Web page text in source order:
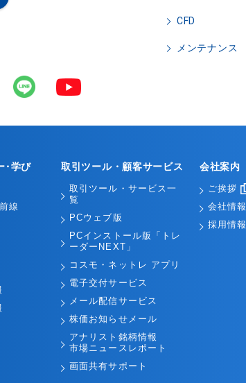
CFD
メンテナンス
・学び
線
取引ツール・顧客サービス
取引ツール・サービス一
覧
PCウェブ版
PCインストール版「トレ
ーダーNEXT」
コスモ・ネットレ アプリ
電子交付サービス
メール配信サービス
株価お知らせメール
アナリスト銘柄情報
市場ニュースレポート
画面共有サポート
会社案内
ご挨拶
会社情報
採用情報